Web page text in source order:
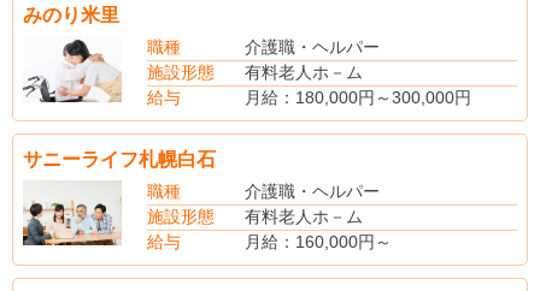
地域手当
夜勤手当 5回
（その他手当）
子供手当：8,000円/1人（規定あり）
みのり米里
職種
介護職・ヘルパー
施設形態
有料老人ホ－ム
給与
月給：180,000円～300,000円
（別途手当）
賞与あり（昨年度実績・年2回・2.0ヵ月分支給）
サニーライフ札幌白石
職種
介護職・ヘルパー
施設形態
有料老人ホ－ム
給与
月給：160,000円～
（手当内訳）